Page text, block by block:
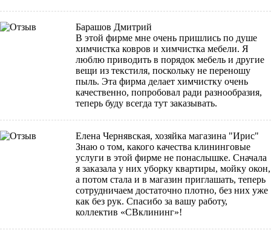
Барашов Дмитрий
В этой фирме мне очень пришлись по душе
химчистка ковров и химчистка мебели. Я
люблю приводить в порядок мебель и другие
вещи из текстиля, поскольку не переношу
пыль. Эта фирма делает химчистку очень
качественно, попробовал ради разнообразия,
теперь буду всегда тут заказывать.
Елена Чернявская, хозяйка магазина "Ирис"
Знаю о том, какого качества клининговые
услуги в этой фирме не понаслышке. Сначала
я заказала у них уборку квартиры, мойку окон,
а потом стала и в магазин приглашать, теперь
сотрудничаем достаточно плотно, без них уже
как без рук. Спасибо за вашу работу,
коллектив «СВклининг»!